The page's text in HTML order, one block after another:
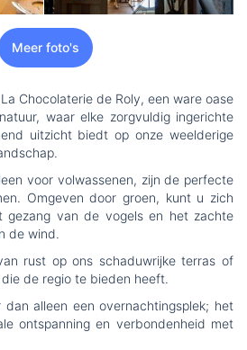
Meer foto's
Chocolaterie de Roly, een ware oase
waar elke zorgvuldig ingerichte
uitzicht biedt op onze weelderige
voor volwassenen, zijn de perfecte
Omgeven door groen, kunt u zich
gezang van de vogels en het zachte
de wind.
rust op ons schaduwrijke terras of
de regio te bieden heeft.
dan alleen een overnachtingsplek; het
ontspanning en verbondenheid met